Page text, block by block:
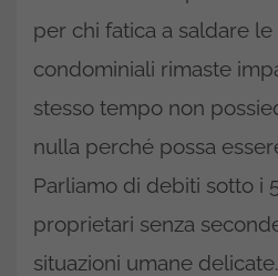
per chi fatica a saldare
condominiali rimaste
stesso tempo non
nulla perché possa
Parliamo di debiti sotto i
proprietari senza
situazioni umane delicate.